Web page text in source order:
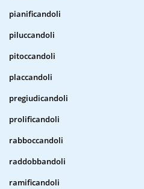
pianificandoli
piluccandoli
pitoccandoli
placcandoli
pregiudicandoli
prolificandoli
rabboccandoli
raddobbandoli
ramificandoli